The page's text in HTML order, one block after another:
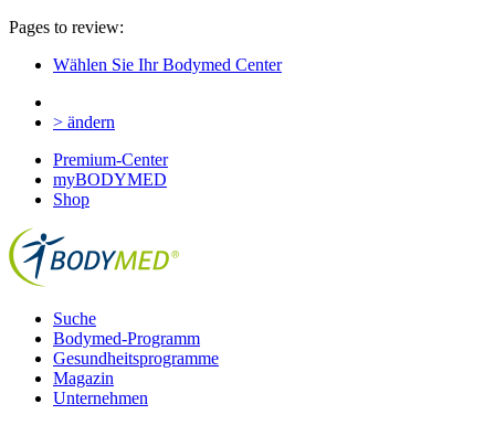
Pages to review:
Wählen Sie Ihr Bodymed Center
> ändern
Premium-Center
myBODYMED
Shop
Suche
Bodymed-Programm
Gesundheitsprogramme
Magazin
Unternehmen